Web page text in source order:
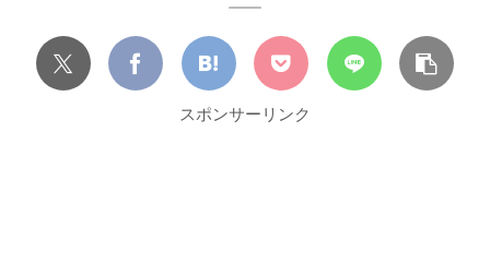
スポンサーリンク